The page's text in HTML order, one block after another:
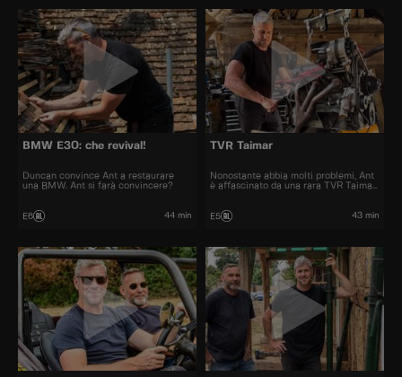
BMW E30: che revival!
Duncan convince Ant a restaurare
una BMW. Ant si farà convincere?
E6 44 min
TVR Taimar
Nonostante abbia molti problemi, Ant
è affascinato da una rara TVR Taimar
E5 43 min